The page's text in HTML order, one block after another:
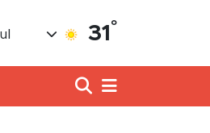
31 °